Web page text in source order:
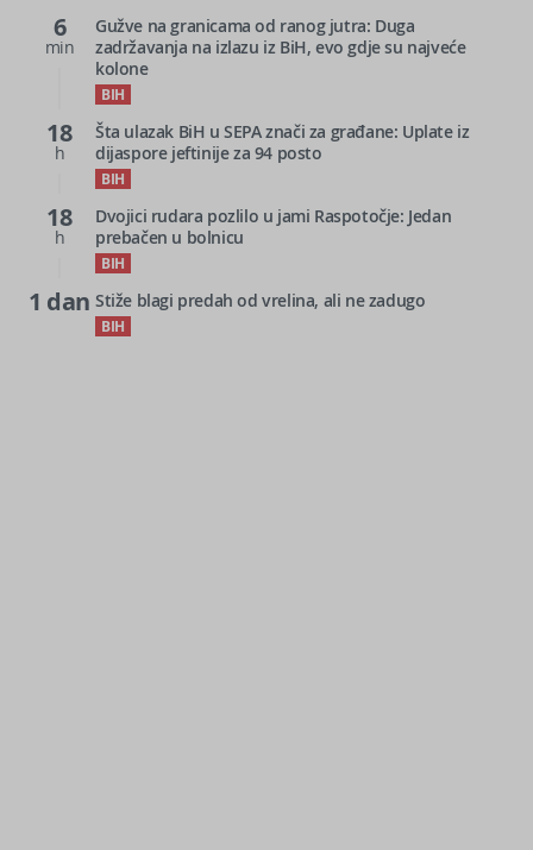
6
min
Gužve na granicama od ranog jutra: Duga
zadržavanja na izlazu iz BiH, evo gdje su najveće
kolone
BIH
18
h
Šta ulazak BiH u SEPA znači za građane: Uplate iz
dijaspore jeftinije za 94 posto
BIH
18
h
Dvojici rudara pozlilo u jami Raspotočje: Jedan
prebačen u bolnicu
BIH
1 dan Stiže blagi predah od vrelina, ali ne zadugo
BIH